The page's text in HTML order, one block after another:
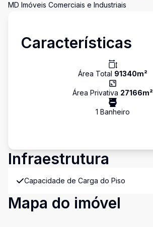
MD Imóveis Comerciais e Industriais
Características
Área Total 91340m²
Área Privativa 27166m²
1 Banheiro
Infraestrutura
Capacidade de Carga do Piso
Mapa do imóvel